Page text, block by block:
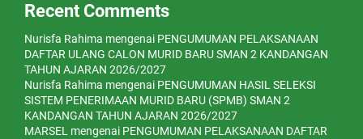
Recent Comments
Nurisfa Rahima mengenai PENGUMUMAN PELAKSANAAN
DAFTAR ULANG CALON MURID BARU SMAN 2 KANDANGAN
TAHUN AJARAN 2026/2027
Nurisfa Rahima mengenai PENGUMUMAN HASIL SELEKSI
SISTEM PENERIMAAN MURID BARU (SPMB) SMAN 2
KANDANGAN TAHUN AJARAN 2026/2027
MARSEL mengenai PENGUMUMAN PELAKSANAAN DAFTAR